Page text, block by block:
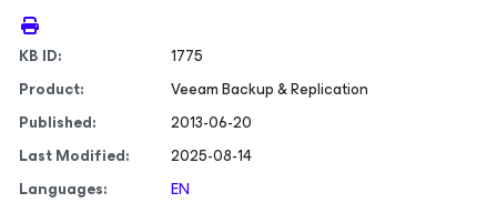
む
KB ID:
1775
Product:
Veeam Backup & Replication
Published:
2013-06-20
Last Modified:
2025-08-14
Languages:
EN